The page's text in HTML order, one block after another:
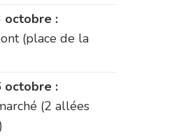
octobre :
(place de la
octobre :
(2 allées